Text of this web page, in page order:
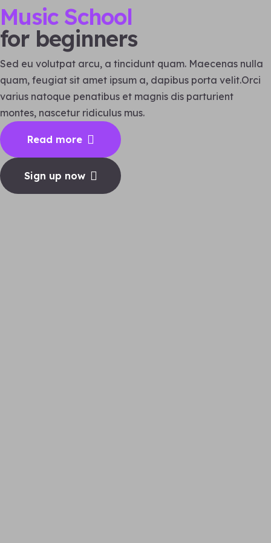
Music School
for beginners
Sed eu volutpat arcu, a tincidunt quam. Maecenas nulla
quam, feugiat sit amet ipsum a, dapibus porta velit.Orci
varius natoque penatibus et magnis dis parturient
montes, nascetur ridiculus mus.
Read more
Sign up now